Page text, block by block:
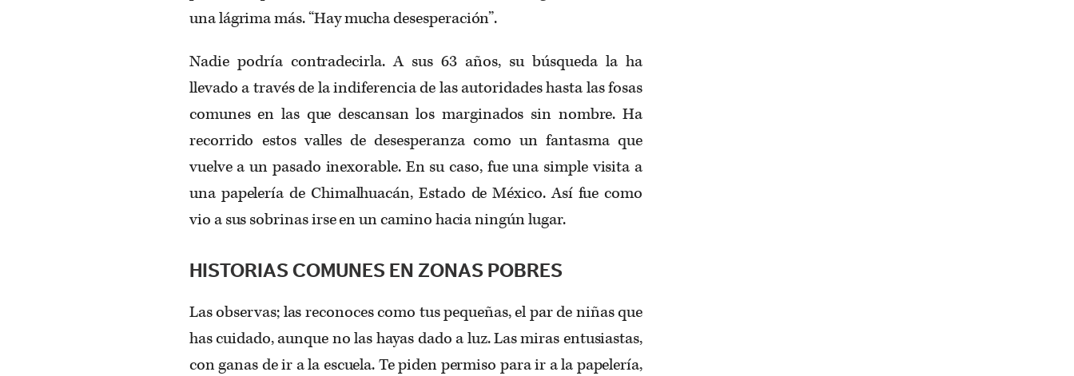
una lágrima más. “Hay mucha desesperación”.
Nadie podría contradecirla. A sus 63 años, su búsqueda la ha
llevado a través de la indiferencia de las autoridades hasta las fosas
comunes en las que descansan los marginados sin nombre. Ha
recorrido estos valles de desesperanza como un fantasma que
vuelve a un pasado inexorable. En su caso, fue una simple visita a
una papelería de Chimalhuacán, Estado de México. Así fue como
vio a sus sobrinas irse en un camino hacia ningún lugar.
HISTORIAS COMUNES EN ZONAS POBRES
Las observas; las reconoces como tus pequeñas, el par de niñas que
has cuidado, aunque no las hayas dado a luz. Las miras entusiastas,
con ganas de ir a la escuela. Te piden permiso para ir a la papelería,